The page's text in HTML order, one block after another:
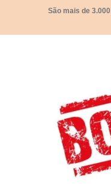
São mais de 3.000